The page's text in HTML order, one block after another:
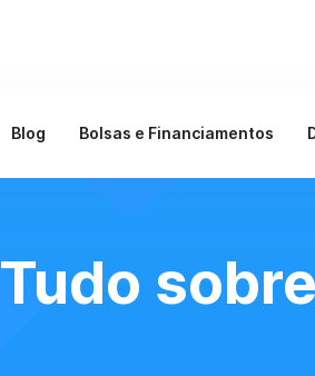
Blog Bolsas e Financiamentos
Tudo